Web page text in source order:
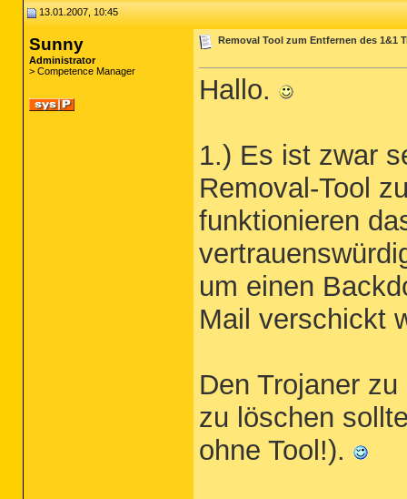
13.01.2007, 10:45
Sunny
Administrator
> Competence Manager
Removal Tool zum Entfernen des 1&1
Hallo.
1.) Es ist zwar
Removal-Tool
funktionieren
um einen
Mail verschickt
Den Trojaner
zu löschen
ohne Tool!).